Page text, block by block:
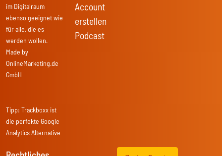
im Digitalraum
ebenso geeignet wie
für alle, die es
werden wollen.
Made by
OnlineMarketing.de
GmbH
Tipp: Trackboxx ist
die perfekte Google
Analytics Alternative
Account
erstellen
Podcast